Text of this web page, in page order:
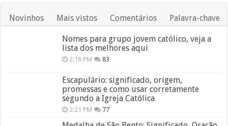
Novinhos Mais vistos Comentários Palavra-chave
Nomes para grupo jovem católico, veja a
lista dos melhores aqui
2:18 PM 83
Escapulário: significado, origem,
promessas e como usar corretamente
segundo a Igreja Católica
2:21 PM 77